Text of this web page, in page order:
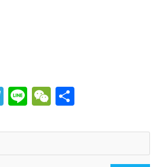
T
e
g
Li
e
W
C
h
a
r